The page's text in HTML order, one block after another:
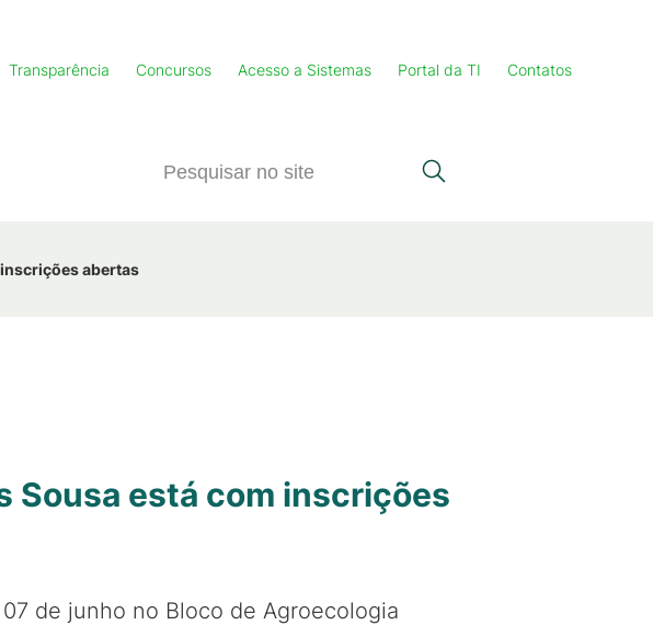
Transparência Concursos Acesso a Sistemas Portal da TI Contatos
abertas
Sousa está com inscrições
de junho no Bloco de Agroecologia